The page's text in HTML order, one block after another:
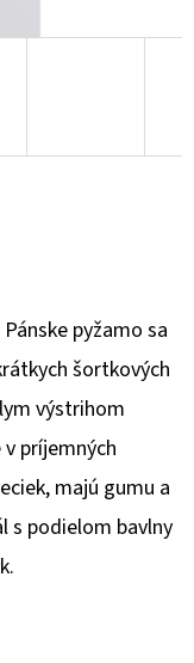
pyžamo sa
šortkových
výstrihom
príjemných
majú gumu a
s podielom bavlny